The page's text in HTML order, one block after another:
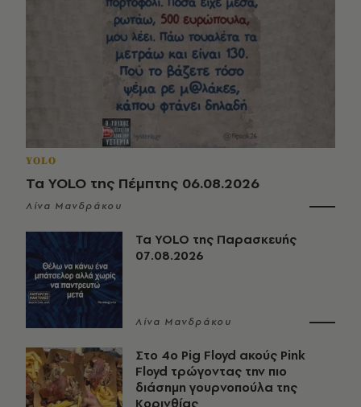
YOLO
Τα YOLO της Πέμπτης 06.08.2026
Λίνα Μανδράκου
Τα YOLO της Παρασκευής
07.08.2026
Λίνα Μανδράκου
Στο 4ο Pig Floyd ακούς Pink
Floyd τρώγοντας την πιο
διάσημη γουρνοπούλα της